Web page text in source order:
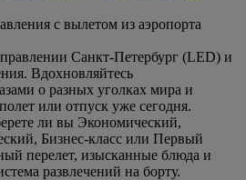
с вылетом из аэропорта
Санкт-Петербург (LED) и
Вдохновляйтесь
о разных уголках мира и
или отпуск уже сегодня.
ли вы Экономический,
Бизнес-класс или Первый
перелет, изысканные блюда и
развлечений на борту.